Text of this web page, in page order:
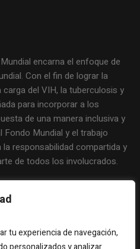
tu experiencia de navegación,
encarna el enfoque de
Con el fin de lograr la
del VIH, la tuberculosis y
para incorporar a los
de una manera inclusiva y
Mundial y el trabajo
responsabilidad compartida y
de todos los involucrados.